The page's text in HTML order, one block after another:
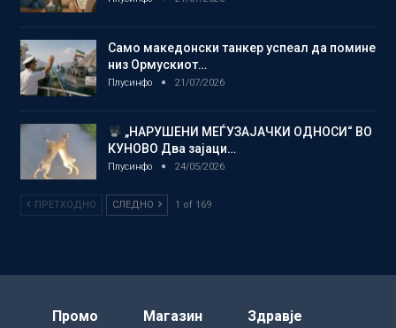
Само македонски танкер успеал да помине
низ Ормускиот…
Плусинфо 21/07/2026
„НАРУШЕНИ МЕЃУЗАЈАЧКИ ОДНОСИ“ ВО
КУНОВО Два зајаци…
Плусинфо 24/05/2026
ПРЕТХОДНО СЛЕДНО 1 of 169
Промо Магазин Здравје